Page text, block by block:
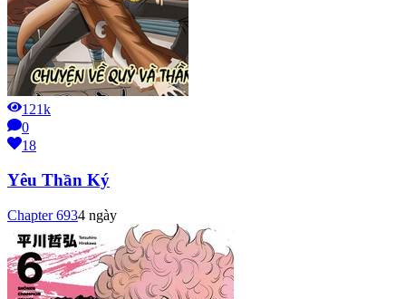
121k
0
18
Yêu Thần Ký
Chapter6934 ngày